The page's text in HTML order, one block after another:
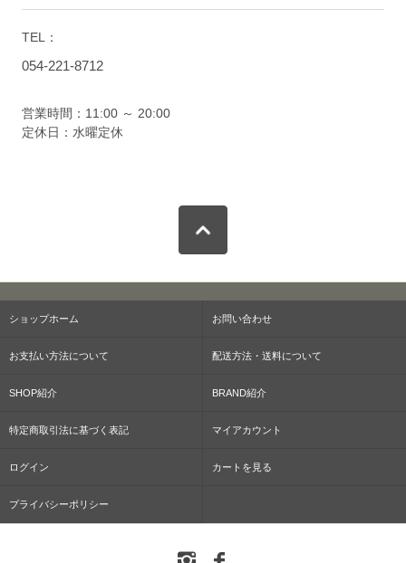
TEL：
054-221-8712
営業時間：11:00 ～ 20:00
定休日：水曜定休
ショップホーム お問い合わせ
お支払い方法について 配送方法・送料について
SHOP紹介 BRAND紹介
特定商取引法に基づく表記 マイアカウント
ログイン カートを見る
プライバシーポリシー